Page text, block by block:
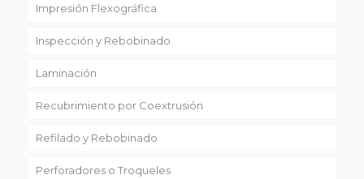
Impresión Flexográfica
Inspección y Rebobinado
Laminación
Recubrimiento por Coextrusión
Refilado y Rebobinado
Perforadores o Troqueles